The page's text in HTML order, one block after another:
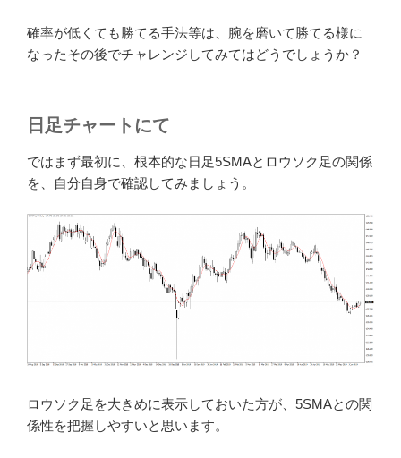
確率が低くても勝てる手法等は、腕を磨いて勝てる様に
なったその後でチャレンジしてみてはどうでしょうか？
日足チャートにて
ではまず最初に、根本的な日足5SMAとロウソク足の関係
を、自分自身で確認してみましょう。
ロウソク足を大きめに表示しておいた方が、5SMAとの関
係性を把握しやすいと思います。